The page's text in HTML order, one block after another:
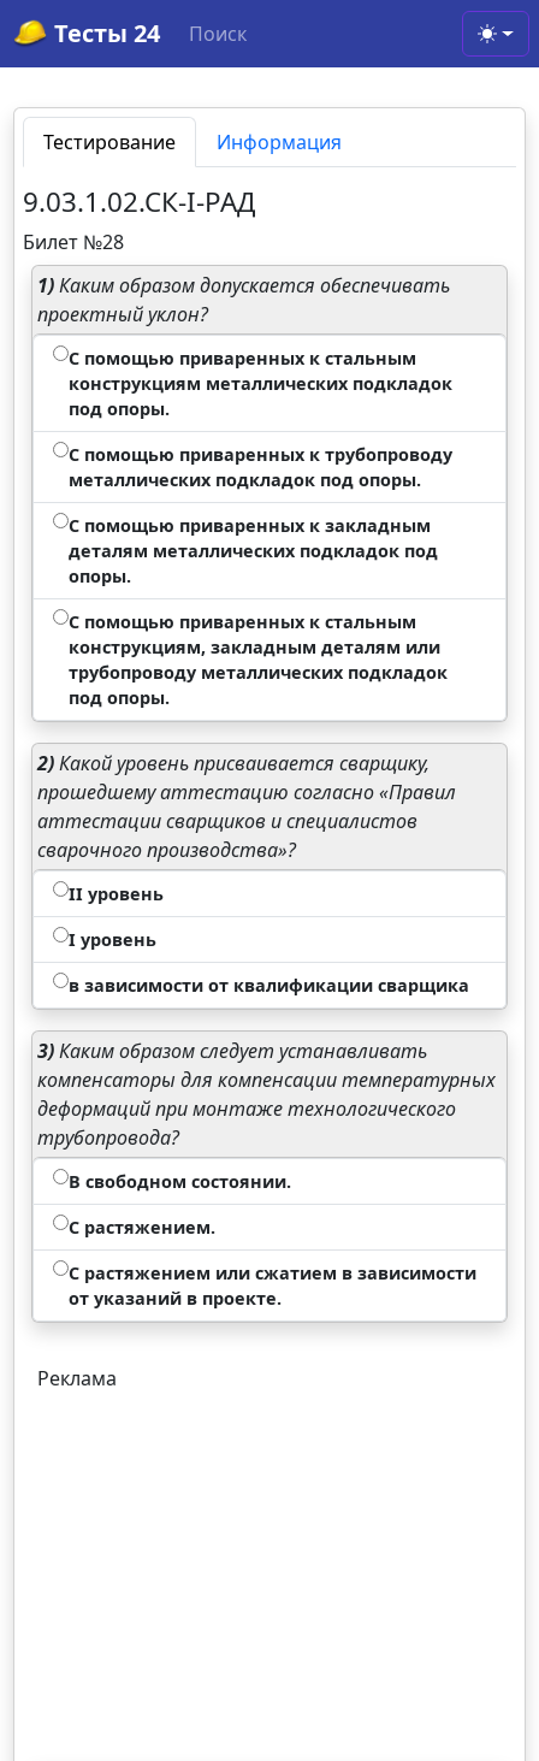
Тесты 24 Поиск
Тестирование Информация
9.03.1.02.СК-I-РАД
Билет №28
1)Каким образом допускается обеспечивать
проектный уклон?
С помощью приваренных к стальным
конструкциям металлических подкладок
под опоры.
С помощью приваренных к трубопроводу
металлических подкладок под опоры.
С помощью приваренных к закладным
деталям металлических подкладок под
опоры.
С помощью приваренных к стальным
конструкциям, закладным деталям или
трубопроводу металлических подкладок
под опоры.
2)Какой уровень присваивается сварщику,
прошедшему аттестацию согласно «Правил
аттестации сварщиков и специалистов
сварочного производства»?
II уровень
I уровень
в зависимости от квалификации сварщика
3)Каким образом следует устанавливать
компенсаторы для компенсации температурных
деформаций при монтаже технологического
трубопровода?
В свободном состоянии.
С растяжением.
С растяжением или сжатием в зависимости
от указаний в проекте.
Реклама